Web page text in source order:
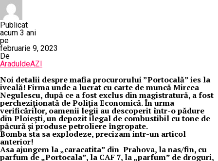
Publicat
acum 3 ani
pe
februarie 9, 2023
De
AraduldeAZI
Noi detalii despre mafia procurorului ”Portocală” ies la
iveală! Firma unde a lucrat cu carte de muncă Mircea
Negulescu, după ce a fost exclus din magistratură, a fost
percheziționată de Poliția Economică. În urma
verificărilor, oamenii legii au descoperit într-o pădure
din Ploiești, un depozit ilegal de combustibil cu tone de
păcură și produse petroliere îngropate.
Bomba sta sa explodeze, precizam intr-un articol
anterior!
Asa ajungem la „caracatita” din Prahova, la nas/fin, cu
parfum de „Portocala”, la CAF 7, la „parfum” de droguri,